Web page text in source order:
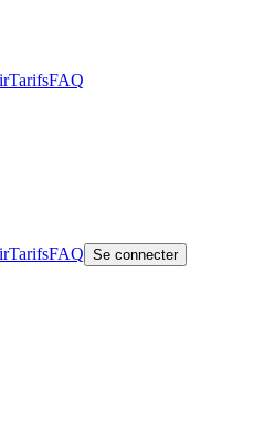
TarifsFAQ
TarifsFAQ Se connecter